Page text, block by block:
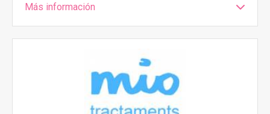
Más información